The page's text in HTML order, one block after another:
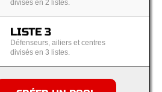
divisés en 2 listes.
LISTE 3
Défenseurs, ailiers et centres
divisés en 3 listes.